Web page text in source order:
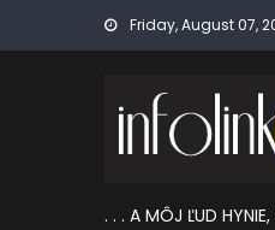
Friday, August 07,
. . . A MÔJ ĽUD